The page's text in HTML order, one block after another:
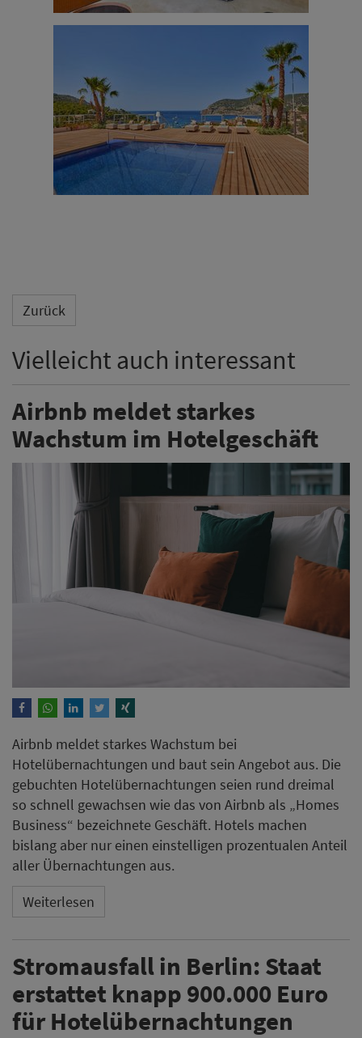
Zurück
Vielleicht auch interessant
Airbnb meldet starkes
Wachstum im Hotelgeschäft
Airbnb meldet starkes Wachstum bei
Hotelübernachtungen und baut sein Angebot aus. Die
gebuchten Hotelübernachtungen seien rund dreimal
so schnell gewachsen wie das von Airbnb als „Homes
Business“ bezeichnete Geschäft. Hotels machen
bislang aber nur einen einstelligen prozentualen Anteil
aller Übernachtungen aus.
Weiterlesen
Stromausfall in Berlin: Staat
erstattet knapp 900.000 Euro
für Hotelübernachtungen